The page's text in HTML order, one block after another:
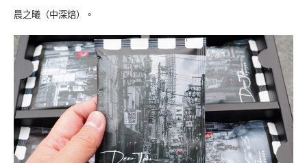
晨之曦（中深焙）。